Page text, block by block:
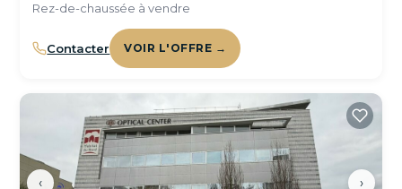
Rez-de-chaussée à vendre
Contacter VOIR L'OFFRE →
‹ ›